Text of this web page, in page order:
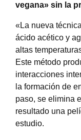
vegana» sin la
«La nueva
ácido acético y
altas
Este método
interacciones
la formación de
paso, se elimina
resultado una
estudio.